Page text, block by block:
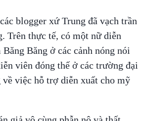
blogger xứ Trung đã vạch trần
Trên thực tế, có một nữ diễn
Băng ở các cảnh nóng nói
viên đóng thế ở các trường đại
việc hỗ trợ diễn xuất cho mỹ